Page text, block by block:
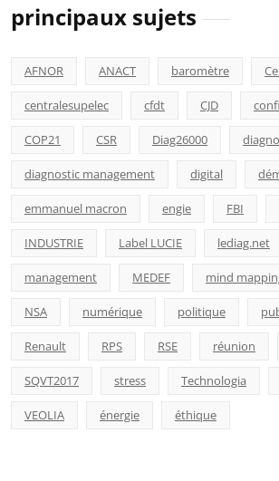
principaux sujets
AFNOR ANACT baromètre
centralesupelec cfdt CJD
COP21 CSR Diag26000
diagnostic management digital
emmanuel macron engie FBI
INDUSTRIE Label LUCIE lediag.net
management MEDEF mind
NSA numérique politique
Renault RPS RSE réunion
SQVT2017 stress Technologia
VEOLIA énergie éthique